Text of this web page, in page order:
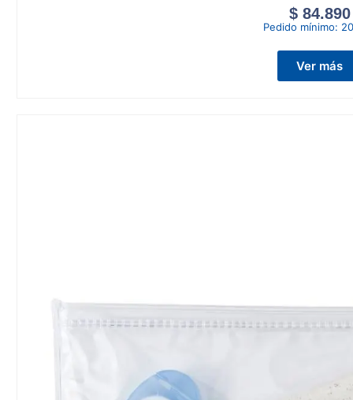
$84.890
Pedido mínimo:
Ver más